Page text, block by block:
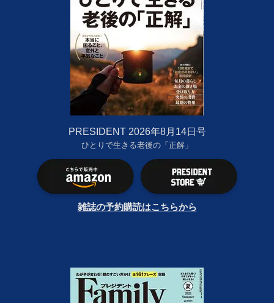
PRESIDENT 2026年8月14日号
ひとりで生きる老後の「正解」
雑誌の予約購読はこちらから